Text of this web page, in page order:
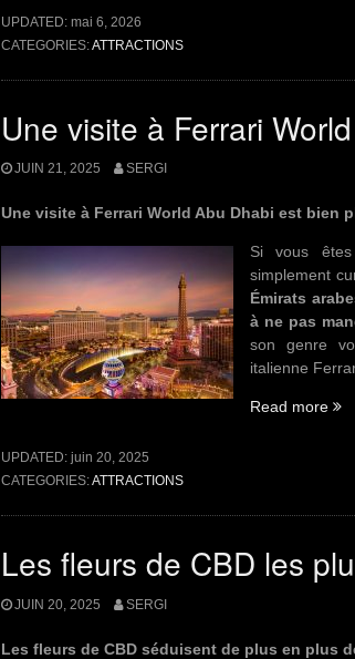
UPDATED: mai 6, 2026
CATEGORIES:ATTRACTIONS
Une visite à Ferrari
JUIN 21, 2025 SERGI
Une visite à Ferrari World Abu Dhabi est bien
Si vous
simplement
Émirats
à ne pas
son genre
italienne
Read more
UPDATED: juin 20, 2025
CATEGORIES:ATTRACTIONS
Les fleurs de CBD les
JUIN 20, 2025 SERGI
Les fleurs de CBD séduisent de plus en plus